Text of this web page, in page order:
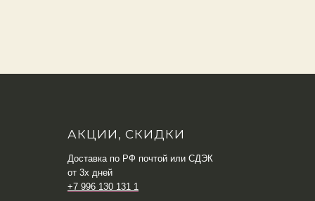
АКЦИИ, СКИДКИ
Доставка по РФ почтой или СДЭК
от 3х дней
+7 996 130 131 1